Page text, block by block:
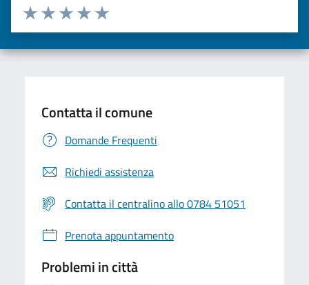
Valuta da 1 a 5 stelle la pagina
Valuta 5 stelle su 5
Valuta 4 stelle su 5
Valuta 3 stelle su 5
Valuta 2 stelle su 5
Valuta una stella su 5
Contatta il comune
Domande Frequenti
Richiedi assistenza
Contatta il centralino allo 0784 51051
Prenota appuntamento
Problemi in città